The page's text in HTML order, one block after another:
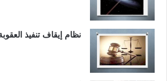
نظام إيقاف تنفيذ